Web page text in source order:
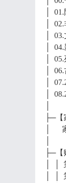
│
│
│
│
│
│
│
│
├─【
│ 家
├─【
│ │
│ │